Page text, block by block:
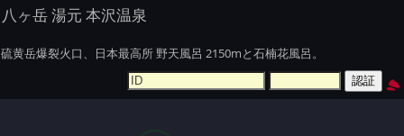
八ヶ岳 湯元 本沢温泉
硫黄岳爆裂火口、日本最高所 野天風呂 2150mと石楠花風呂。